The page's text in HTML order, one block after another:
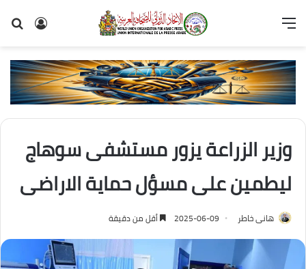
تسجيل
القائمة
وزير الزراعة يزور مستشفى سوهاج
ليطمين على مسؤل حماية الاراضى
هانى خاطر 2025-06-09 أقل من دقيقة